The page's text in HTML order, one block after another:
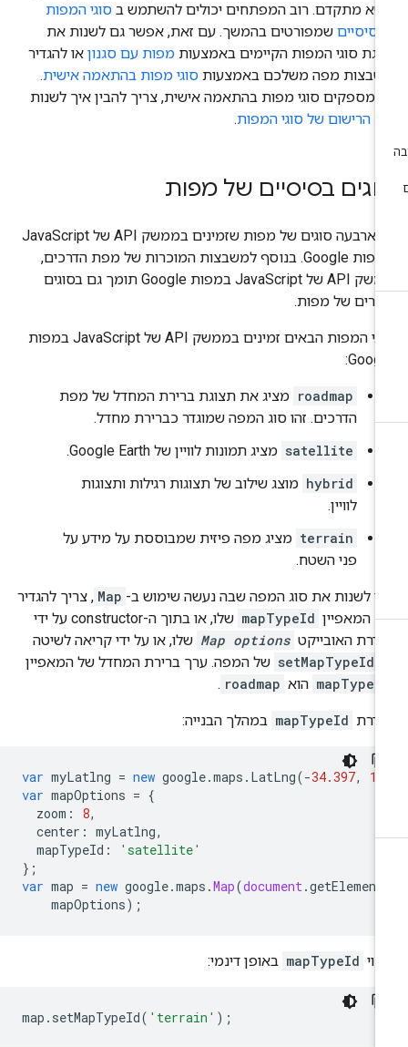
מתקדם. רוב המפתחים יכולים להשתמש בסוגי המפות
שמפורטים בהמשך. עם זאת, אפשר גם לשנות את
סוגי המפות הקיימים באמצעותמפות עם סגנוןאו להגדיר
מפה משלכם באמצעותסוגי מפות בהתאמה אישית.
סוגי מפות בהתאמה אישית, צריך להבין איך לשנות
הרישום של סוגי המפות.
בסיסיים של מפות
יש ארבעה סוגים של מפות שזמינים בממשק API של JavaScript
במפות Google. בנוסף למשבצות המוכרות של מפת הדרכים,
ממשק API של JavaScript במפות Google תומך גם בסוגים
של מפות.
סוגי המפות הבאים זמינים בממשק API של JavaScript במפות
roadmap מציג את תצוגת ברירת המחדל של מפת
הדרכים. זהו סוג המפה שמוגדר כברירת מחדל.
satellite מציג תמונות לוויין של Google Earth.
hybrid מוצג שילוב של תצוגות רגילות ותצוגות
לוויין.
terrain מציג מפה פיזית שמבוססת על מידע על
פני השטח.
לשנות את סוג המפה שבה נעשה שימוש ב- Map , צריך להגדיר
המאפיין mapTypeId
שלו, או בתוך ה-constructor על ידי
האובייקט Map options שלו, או על ידי קריאה לשיטה
של המפה. ערך ברירת המחדל של המאפיין
הוא roadmap
.
mapTypeId במהלך הבנייה:
var myLatlng = new google.maps.LatLng(-34.397
var mapOptions
zoom:
center: myLatlng
mapTypeId : 'satellite'
var
map = new google.maps.Map(document.
mapOptions
mapTypeId באופן דינמי:
map.setMapTypeId('terrain'